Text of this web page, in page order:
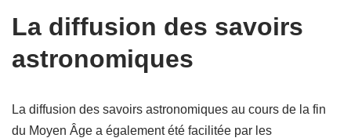
La diffusion des savoirs
astronomiques
La diffusion des savoirs astronomiques au cours de la fin
du Moyen Âge a également été facilitée par les